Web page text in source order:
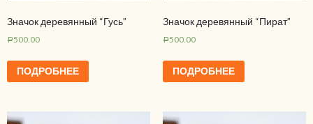
Значок деревянный “Гусь”
Р500.00
ПОДРОБНЕЕ
Значок деревянный “Пират”
Р500.00
ПОДРОБНЕЕ